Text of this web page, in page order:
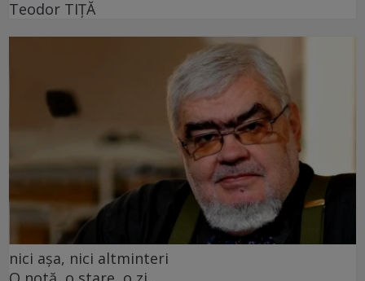
Teodor TIŢĂ
nici așa, nici altminteri